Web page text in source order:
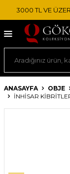
3000 TL VE
ANASAYFA OBJE
İNHISAR